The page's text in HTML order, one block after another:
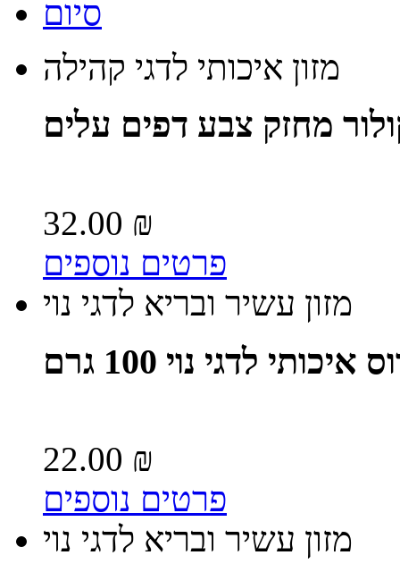
סיום
מזון איכותי לדגי קהילה
מחזק צבע דפים עלים
32.00 ₪
פרטים נוספים
מזון עשיר ובריא לדגי נוי
לדגי נוי 100 גרם
22.00 ₪
פרטים נוספים
מזון עשיר ובריא לדגי נוי